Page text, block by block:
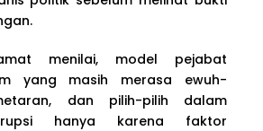
menilai, model pejabat
yang masih merasa ewuh-
dan pilih-pilih dalam
hanya karena faktor